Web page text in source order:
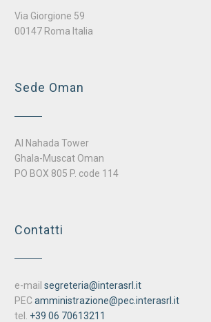
Via Giorgione 59
00147 Roma Italia
Sede Oman
Al Nahada Tower
Ghala-Muscat Oman
PO BOX 805 P. code 114
Contatti
e-mail segreteria@interasrl.it
PEC amministrazione@pec.interasrl.it
tel. +39 06 70613211